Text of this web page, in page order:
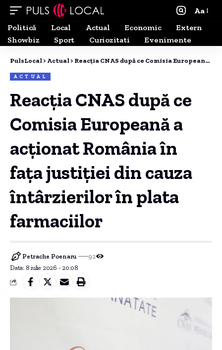
Aa
Politică
Local Actual Economic
Extern
Showbiz
Sport Curiozitati Evenimente
PulsLocal > Actual > Reacția CNAS după ce Comisia Europeană a acționat România în fața justiției din cauza întârzierilor în plata farmaciilor
ACTUAL
Reacția CNAS după ce
Comisia Europeană a
acționat România în
fața justiției din cauza
întârzierilor în plata
farmaciilor
Data: 8 iulie 2026 - 20:08
Petrache Poenaru 92